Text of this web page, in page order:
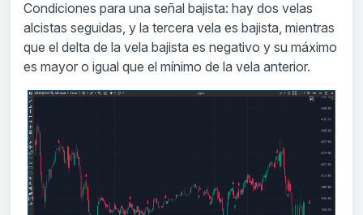
Condiciones para una señal bajista: hay dos velas
alcistas seguidas, y la tercera vela es bajista, mientras
que el delta de la vela bajista es negativo y su máximo
es mayor o igual que el mínimo de la vela anterior.